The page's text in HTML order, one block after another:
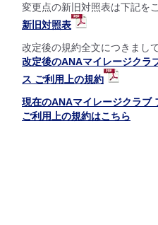
変更点の新旧対照表は下記を
新旧対照表
改定後の規約全文につきまし
改定後のANAマイレージクラ
ス ご利用上の規約
現在のANAマイレージクラブ
ご利用上の規約はこちら